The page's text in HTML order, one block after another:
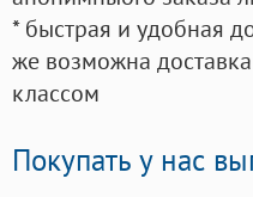
* быстрая и удобная
же возможна
классом
Покупать у нас